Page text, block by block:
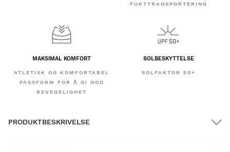
FUKTTRANSPORTERING
MAKSIMAL KOMFORT
ATLETISK OG KOMFORTABEL
PASSFORM FOR Å GI GOD
BEVEGELIGHET
SOLBESKYTTELSE
SOLFAKTOR 50+
PRODUKTBESKRIVELSE